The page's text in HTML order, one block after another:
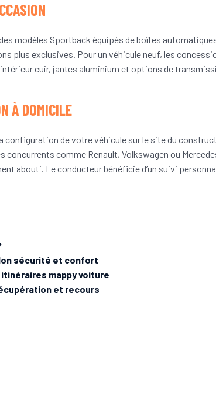
modèles Sportback équipés de boîtes
plus exclusives. Pour un véhicule neuf, les
cuir, jantes aluminium et options de
À DOMICILE
configuration de votre véhicule sur le site du
comme Renault, Volkswagen ou
abouti. Le conducteur bénéficie d’un suivi
sécurité et confort
mappy voiture
et recours